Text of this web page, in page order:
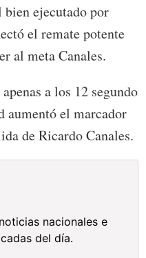
ejecutado por
el remate potente
al meta Canales.
a los 12 segundo
aumentó el marcador
de Ricardo Canales.
nacionales e
del día.